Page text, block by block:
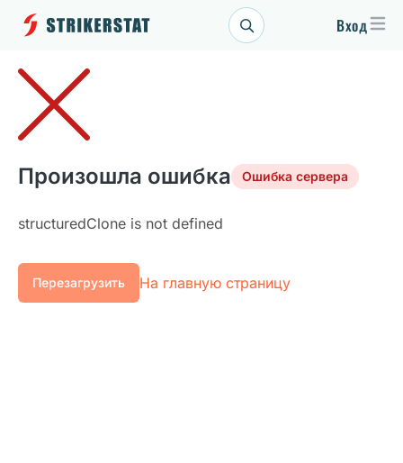
Вход
Произошла ошибка Ошибка сервера
structuredClone is not defined
Перезагрузить На главную страницу